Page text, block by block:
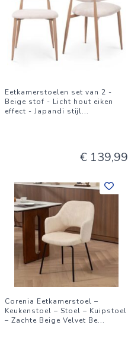
Eetkamerstoelen set van 2 -
Beige stof - Licht hout eiken
effect - Japandi stijl...
€ 139,99
Corenia Eetkamerstoel –
Keukenstoel – Stoel – Kuipstoel
– Zachte Beige Velvet Be...